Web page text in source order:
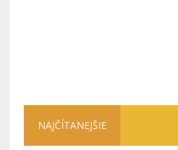
NAJČÍTANEJŠIE